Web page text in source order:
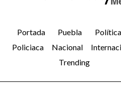
Portada Puebla Política
Policiaca
Nacional
Trending